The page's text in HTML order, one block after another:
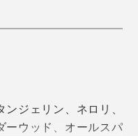
。
ジェリン、ネロリ、
ーウッド、オールスパ